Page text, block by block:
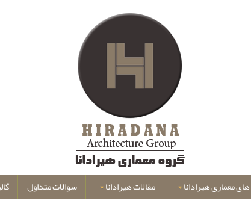
معماری هیرادانا مقالات هیرادانا سوالات متداول